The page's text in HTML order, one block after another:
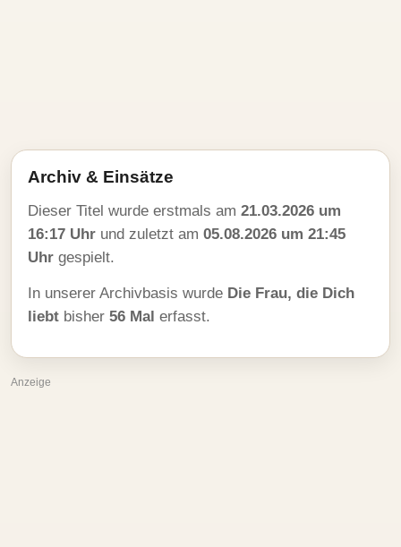
Archiv & Einsätze
Dieser Titel wurde erstmals am 21.03.2026 um
16:17 Uhr und zuletzt am 05.08.2026 um 21:45
Uhr gespielt.
In unserer Archivbasis wurde Die Frau, die Dich
liebt bisher 56 Mal erfasst.
Anzeige